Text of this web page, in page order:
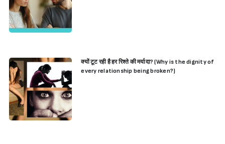
क्यों टूट रही है हर रिश्ते की मर्यादा? (Why is the dignity of
every relationship being broken?)